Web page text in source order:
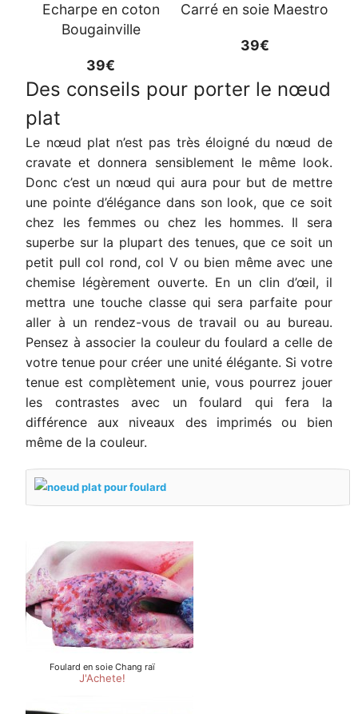
Echarpe en coton
Bougainville
39€
Carré en soie Maestro
39€
Des conseils pour porter le nœud
plat
Le nœud plat n’est pas très éloigné du nœud de
cravate et donnera sensiblement le même look.
Donc c’est un nœud qui aura pour but de mettre
une pointe d’élégance dans son look, que ce soit
chez les femmes ou chez les hommes. Il sera
superbe sur la plupart des tenues, que ce soit un
petit pull col rond, col V ou bien même avec une
chemise légèrement ouverte. En un clin d’œil, il
mettra une touche classe qui sera parfaite pour
aller à un rendez-vous de travail ou au bureau.
Pensez à associer la couleur du foulard a celle de
votre tenue pour créer une unité élégante. Si votre
tenue est complètement unie, vous pourrez jouer
les contrastes avec un foulard qui fera la
différence aux niveaux des imprimés ou bien
même de la couleur.